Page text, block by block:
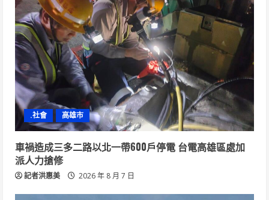
.社會 高雄市
車禍造成三多二路以北一帶600戶停電 台電高雄區處加
派人力搶修
記者洪惠美 2026 年 8 月 7 日